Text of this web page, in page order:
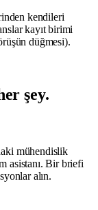
kendileri
kayıt birimi
düğmesi).
şey.
mühendislik
asistanı. Bir briefi
alın.